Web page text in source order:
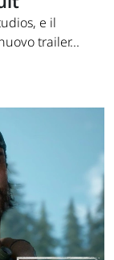
e il
trailer...